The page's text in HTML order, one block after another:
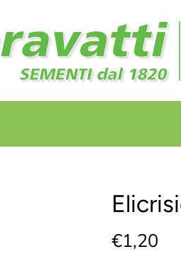
€1,20